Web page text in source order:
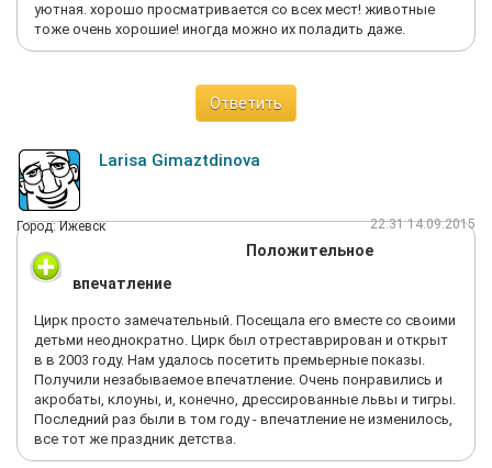
уютная. хорошо просматривается со всех мест! животные
тоже очень хорошие! иногда можно их поладить даже.
Ответить
Larisa Gimaztdinova
Город: Ижевск 22:31 14.09.2015
Положительное
впечатление
Цирк просто замечательный. Посещала его вместе со своими
детьми неоднократно. Цирк был отреставрирован и открыт
в в 2003 году. Нам удалось посетить премьерные показы.
Получили незабываемое впечатление. Очень понравились и
акробаты, клоуны, и, конечно, дрессированные львы и тигры.
Последний раз были в том году - впечатление не изменилось,
все тот же праздник детства.